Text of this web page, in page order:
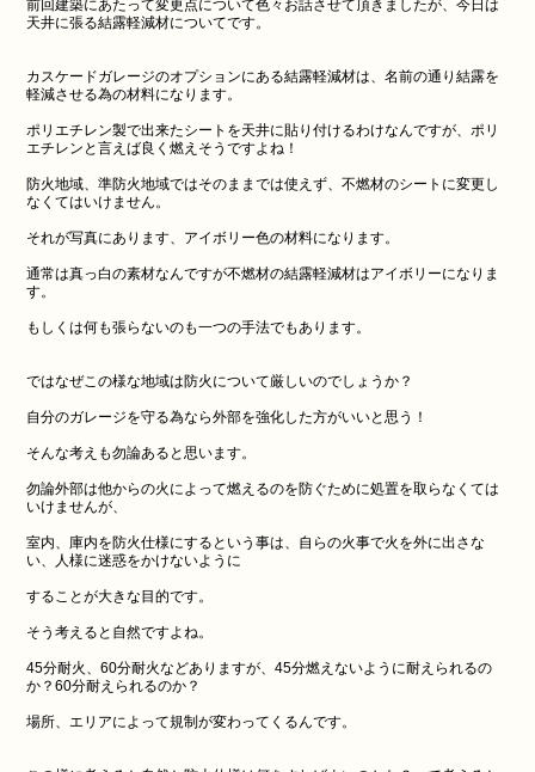
前回建築にあたって変更点について色々お話させて頂きましたが、今日は
天井に張る結露軽減材についてです。
カスケードガレージのオプションにある結露軽減材は、名前の通り結露を
軽減させる為の材料になります。
ポリエチレン製で出来たシートを天井に貼り付けるわけなんですが、ポリ
エチレンと言えば良く燃えそうですよね！
防火地域、準防火地域ではそのままでは使えず、不燃材のシートに変更し
なくてはいけません。
それが写真にあります、アイボリー色の材料になります。
通常は真っ白の素材なんですが不燃材の結露軽減材はアイボリーになりま
す。
もしくは何も張らないのも一つの手法でもあります。
ではなぜこの様な地域は防火について厳しいのでしょうか？
自分のガレージを守る為なら外部を強化した方がいいと思う！
そんな考えも勿論あると思います。
勿論外部は他からの火によって燃えるのを防ぐために処置を取らなくては
いけませんが、
室内、庫内を防火仕様にするという事は、自らの火事で火を外に出さな
い、人様に迷惑をかけないように
することが大きな目的です。
そう考えると自然ですよね。
45分耐火、60分耐火などありますが、45分燃えないように耐えられるの
か？60分耐えられるのか？
場所、エリアによって規制が変わってくるんです。